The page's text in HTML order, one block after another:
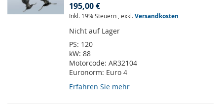
195,00 €
Inkl. 19% Steuern , exkl.Versandkosten
Nicht auf Lager
PS: 120
kW: 88
Motorcode: AR32104
Euronorm: Euro 4
Erfahren Sie mehr